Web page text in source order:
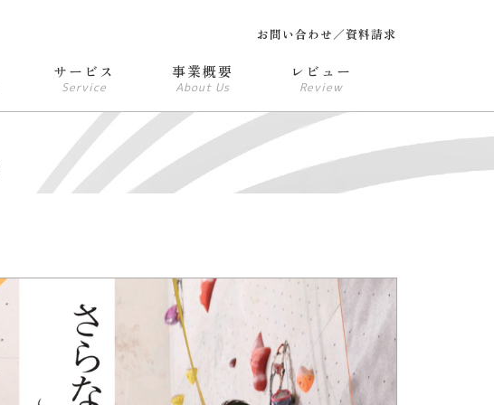
お問い合わせ／資料請求
サービス
Service
事業概要
About Us
レビュー
Review